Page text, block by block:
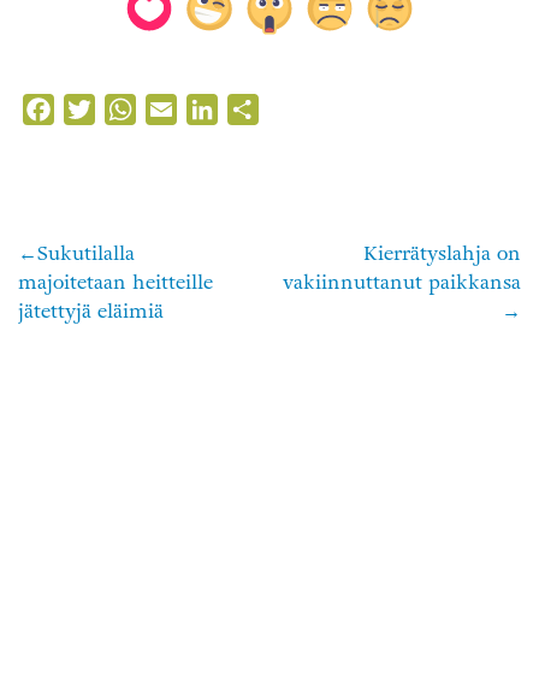
FacebookTwitterWhatsApp
Email LinkedIn
Artikkelien
selaus
Sukutilalla
majoitetaan heitteille
jätettyjä eläimiä
Kierrätyslahja on
vakiinnuttanut paikkansa